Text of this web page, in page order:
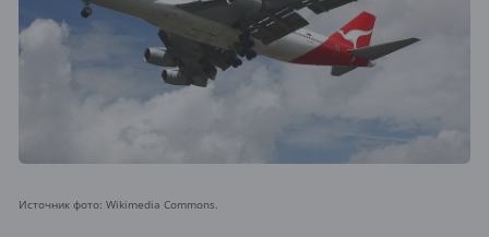
Источник фото: Wikimedia Commons.